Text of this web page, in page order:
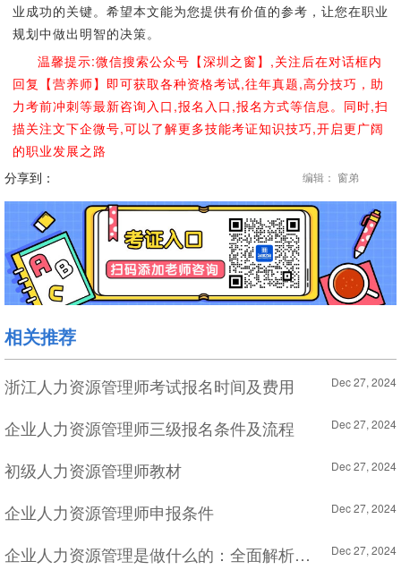
业成功的关键。希望本文能为您提供有价值的参考，让您在职业
规划中做出明智的决策。
温馨提示:微信搜索公众号【深圳之窗】,关注后在对话框内
回复【营养师】即可获取各种资格考试,往年真题,高分技巧，助
力考前冲刺等最新咨询入口,报名入口,报名方式等信息。同时,扫
描关注文下企微号,可以了解更多技能考证知识技巧,开启更广阔
的职业发展之路
分享到：
编辑： 窗弟
相关推荐
浙江人力资源管理师考试报名时间及费用 Dec 27, 2024
企业人力资源管理师三级报名条件及流程 Dec 27, 2024
初级人力资源管理师教材 Dec 27, 2024
企业人力资源管理师申报条件 Dec 27, 2024
企业人力资源管理是做什么的：全面解析人力资源管理的职能与作用 Dec 27, 2024